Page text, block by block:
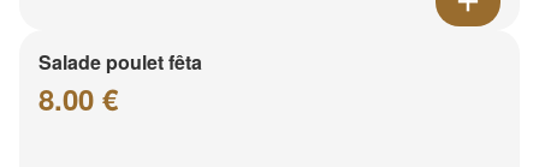
Salade poulet fêta
8.00 €